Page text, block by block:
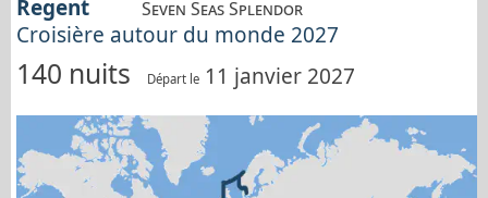
Regent Seven Seas Splendor
Croisière autour du monde 2027
140 nuits Départ le 11 janvier 2027